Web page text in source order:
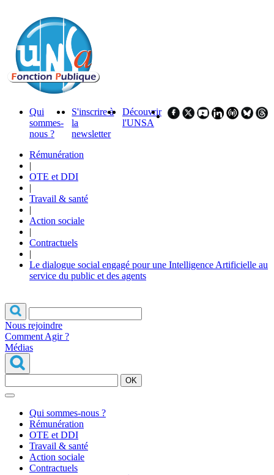
Qui
sommes-
nous ?
S'inscrire à
la
newsletter
Découvrir
l'UNSA
Rémunération
|
OTE et DDI
|
Travail & santé
|
Action sociale
|
Contractuels
|
Le dialogue social engagé pour une Intelligence Artificielle au
service du public et des agents
Nous rejoindre
Comment Agir ?
Médias
OK
Qui sommes-nous ?
Rémunération
OTE et DDI
Travail & santé
Action sociale
Contractuels